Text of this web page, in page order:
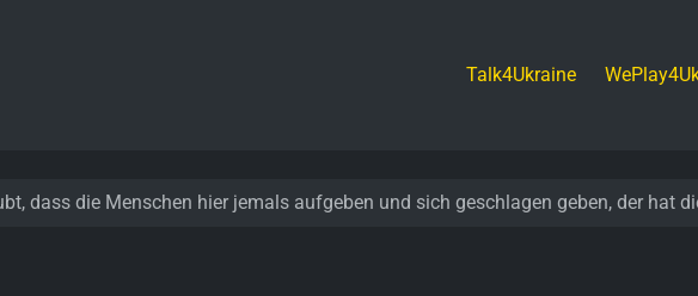
Talk4Ukraine
dass die Menschen hier jemals aufgeben und sich geschlagen geben, der hat